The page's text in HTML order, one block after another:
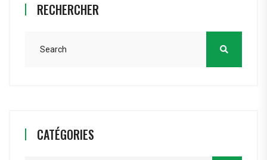
RECHERCHER
CATÉGORIES